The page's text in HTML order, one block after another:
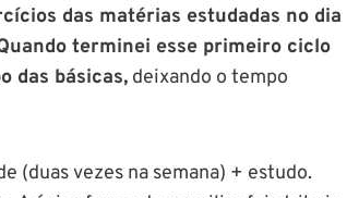
das matérias estudadas no dia
terminei esse primeiro ciclo
das básicas, deixando o tempo
(duas vezes na semana) + estudo.